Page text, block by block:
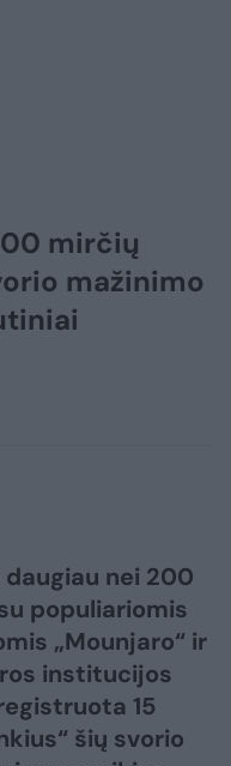
mirčių
mažinimo
nei 200
populiariomis
„Mounjaro“ ir
institucijos
15
šių svorio